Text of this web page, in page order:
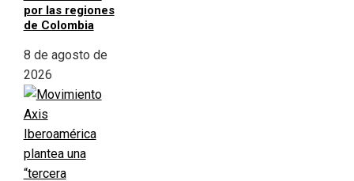
por las regiones
de Colombia
8 de agosto de
2026